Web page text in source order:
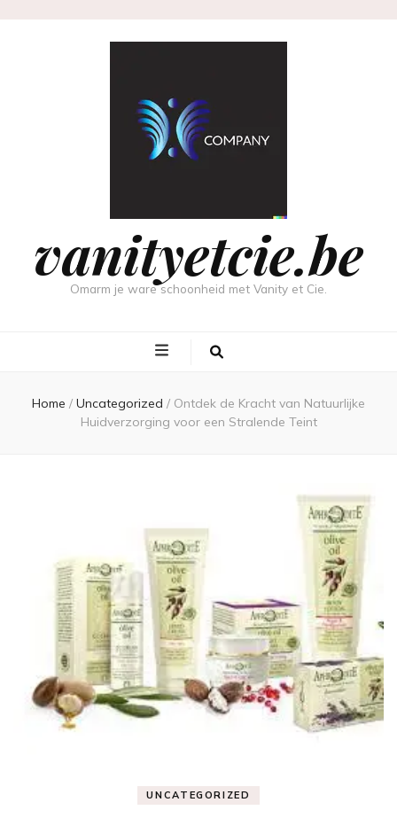
vanityetcie.be
Omarm je ware schoonheid met Vanity et Cie.
Home / Uncategorized / Ontdek de Kracht van Natuurlijke
Huidverzorging voor een Stralende Teint
UNCATEGORIZED